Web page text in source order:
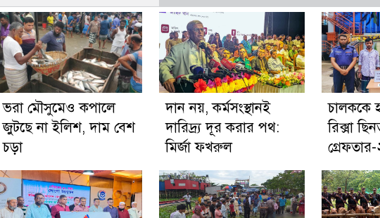
ভরা মৌসুমেও কপালে
জুটছে না ইলিশ, দাম বেশ
চড়া
দান নয়, কর্মসংস্থানই
দারিদ্র্য দূর করার পথ:
মির্জা ফখরুল
চালককে
রিক্সা